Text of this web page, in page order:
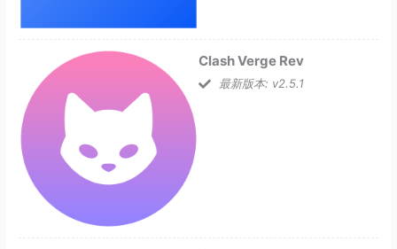
Clash Verge Rev
最新版本: v2.5.1